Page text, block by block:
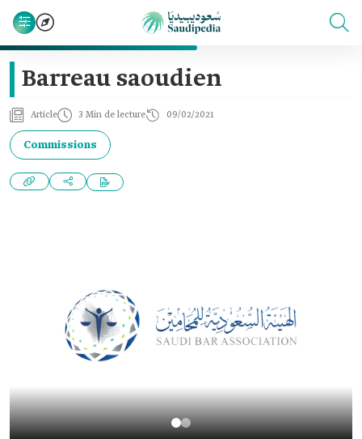
Barreau saoudien
Article 3 Min de lecture 09/02/2021
Commissions